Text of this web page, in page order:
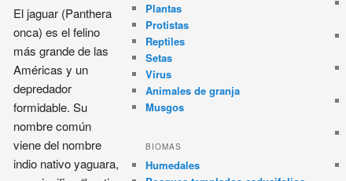
El jaguar (Panthera
onca) es el felino
más grande de las
Américas y un
depredador
formidable. Su
nombre común
viene del nombre
indio nativo yaguara,
Plantas
Protistas
Reptiles
Setas
Virus
Animales de granja
Musgos
BIOMAS
Humedales